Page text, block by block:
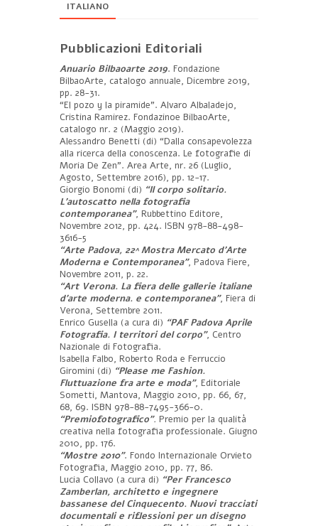
ITALIANO
Pubblicazioni Editoriali
Anuario Bilbaoarte 2019. Fondazione
BilbaoArte, catalogo annuale, Dicembre 2019,
pp. 28-31.
“El pozo y la piramide”. Alvaro Albaladejo,
Cristina Ramirez. Fondazinoe BilbaoArte,
catalogo nr. 2 (Maggio 2019).
Alessandro Benetti (di) “Dalla consapevolezza
alla ricerca della conoscenza. Le fotografie di
Moria De Zen”. Area Arte, nr. 26 (Luglio,
Agosto, Settembre 2016), pp. 12-17.
Giorgio Bonomi (di) “Il corpo solitario.
L’autoscatto nella fotografia
contemporanea”, Rubbettino Editore,
Novembre 2012, pp. 424. ISBN 978-88-498-
3616-5
“Arte Padova, 22^ Mostra Mercato d’Arte
Moderna e Contemporanea”, Padova Fiere,
Novembre 2011, p. 22.
“Art Verona. La fiera delle gallerie italiane
d’arte moderna. e contemporanea”, Fiera di
Verona, Settembre 2011.
Enrico Gusella (a cura di) “PAF Padova Aprile
Fotografia. I territori del corpo”, Centro
Nazionale di Fotografia.
Isabella Falbo, Roberto Roda e Ferruccio
Giromini (di) “Please me Fashion.
Fluttuazione fra arte e moda”, Editoriale
Sometti, Mantova, Maggio 2010, pp. 66, 67,
68, 69. ISBN 978-88-7495-366-0.
“Premiofotografico”. Premio per la qualità
creativa nella fotografia professionale. Giugno
2010, pp. 176.
“Mostre 2010”. Fondo Internazionale Orvieto
Fotografia, Maggio 2010, pp. 77, 86.
Lucia Collavo (a cura di) “Per Francesco
Zamberlan, architetto e ingegnere
bassanese del Cinquecento. Nuovi tracciati
documentali e riflessioni per un disegno